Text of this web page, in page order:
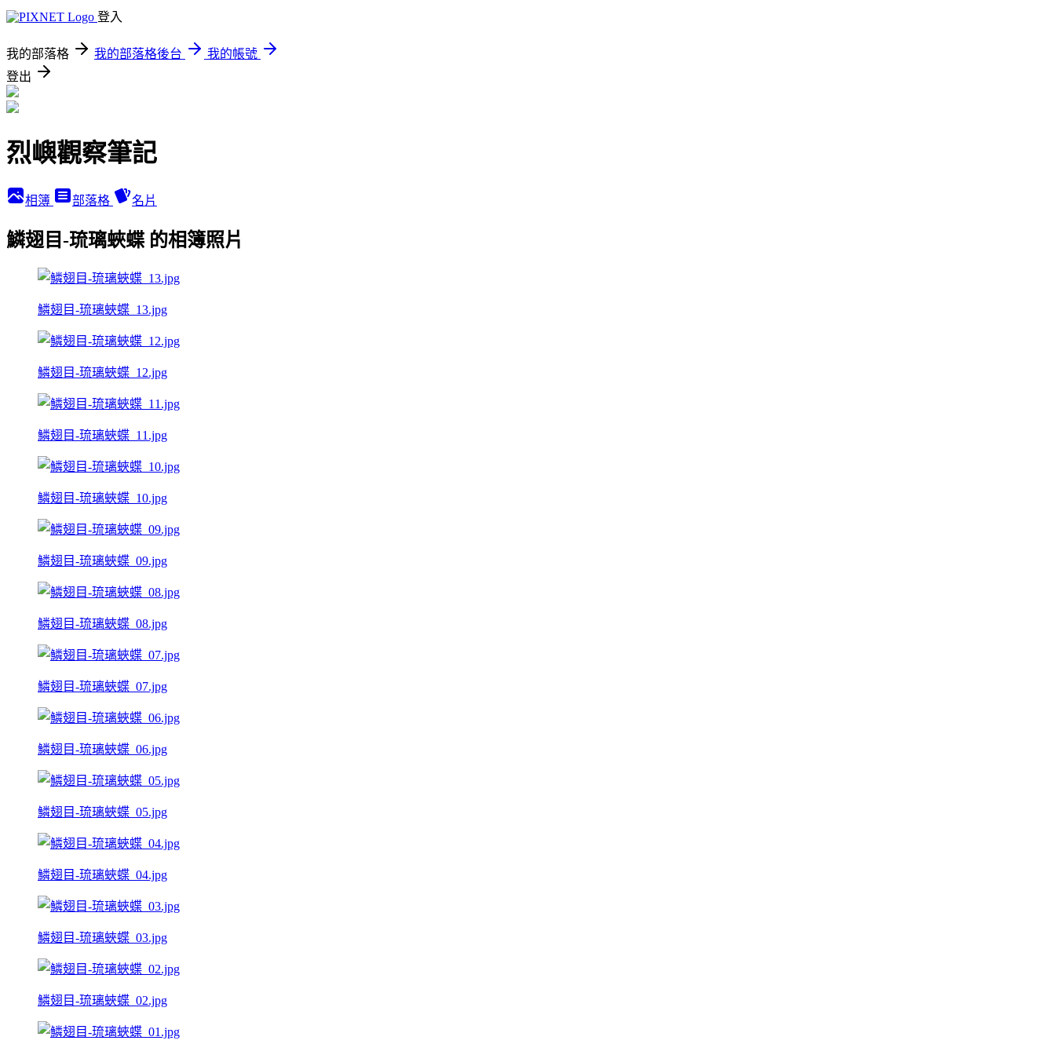
登入
我的部落格 我的部落格後台
我的帳號
登出
烈嶼觀察筆記
相簿 部落格 名片
鱗翅目-琉璃蛺蝶 的相簿照片
鱗翅目-琉璃蛺蝶_13.jpg
鱗翅目-琉璃蛺蝶_12.jpg
鱗翅目-琉璃蛺蝶_11.jpg
鱗翅目-琉璃蛺蝶_10.jpg
鱗翅目-琉璃蛺蝶_09.jpg
鱗翅目-琉璃蛺蝶_08.jpg
鱗翅目-琉璃蛺蝶_07.jpg
鱗翅目-琉璃蛺蝶_06.jpg
鱗翅目-琉璃蛺蝶_05.jpg
鱗翅目-琉璃蛺蝶_04.jpg
鱗翅目-琉璃蛺蝶_03.jpg
鱗翅目-琉璃蛺蝶_02.jpg